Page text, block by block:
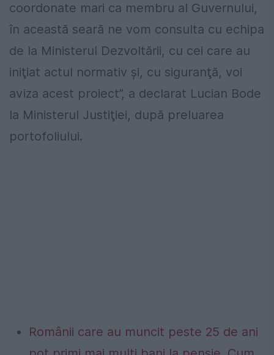
coordonate mari ca membru al Guvernului,
în această seară ne vom consulta cu echipa
de la Ministerul Dezvoltării, cu cei care au
iniţiat actul normativ şi, cu siguranţă, voi
aviza acest proiect”, a declarat Lucian Bode
la Ministerul Justiţiei, după preluarea
portofoliului.
Românii care au muncit peste 25 de ani